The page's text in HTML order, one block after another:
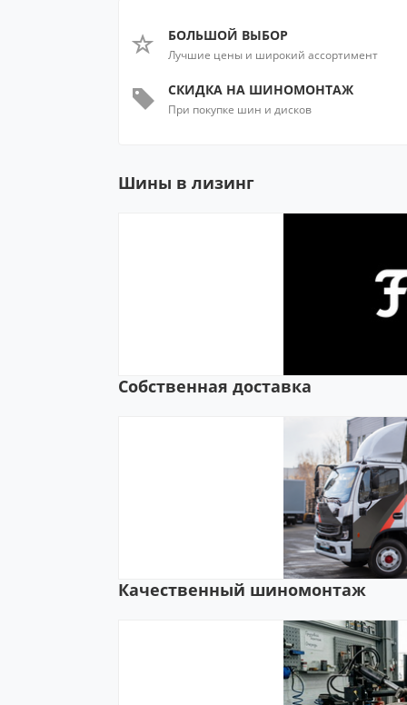
БОЛЬШОЙ ВЫБОР
Лучшие цены и широкий ассортимент
СКИДКА НА ШИНОМОНТАЖ
При покупке шин и дисков
Шины в лизинг
Собственная доставка
Качественный шиномонтаж